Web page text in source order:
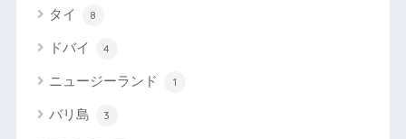
タイ 8
ドバイ 4
ニュージーランド 1
バリ島 3